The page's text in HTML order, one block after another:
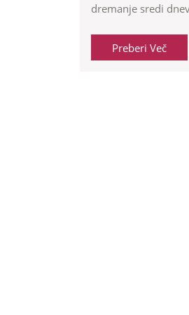
dremanje sredi
Preberi Več
Več